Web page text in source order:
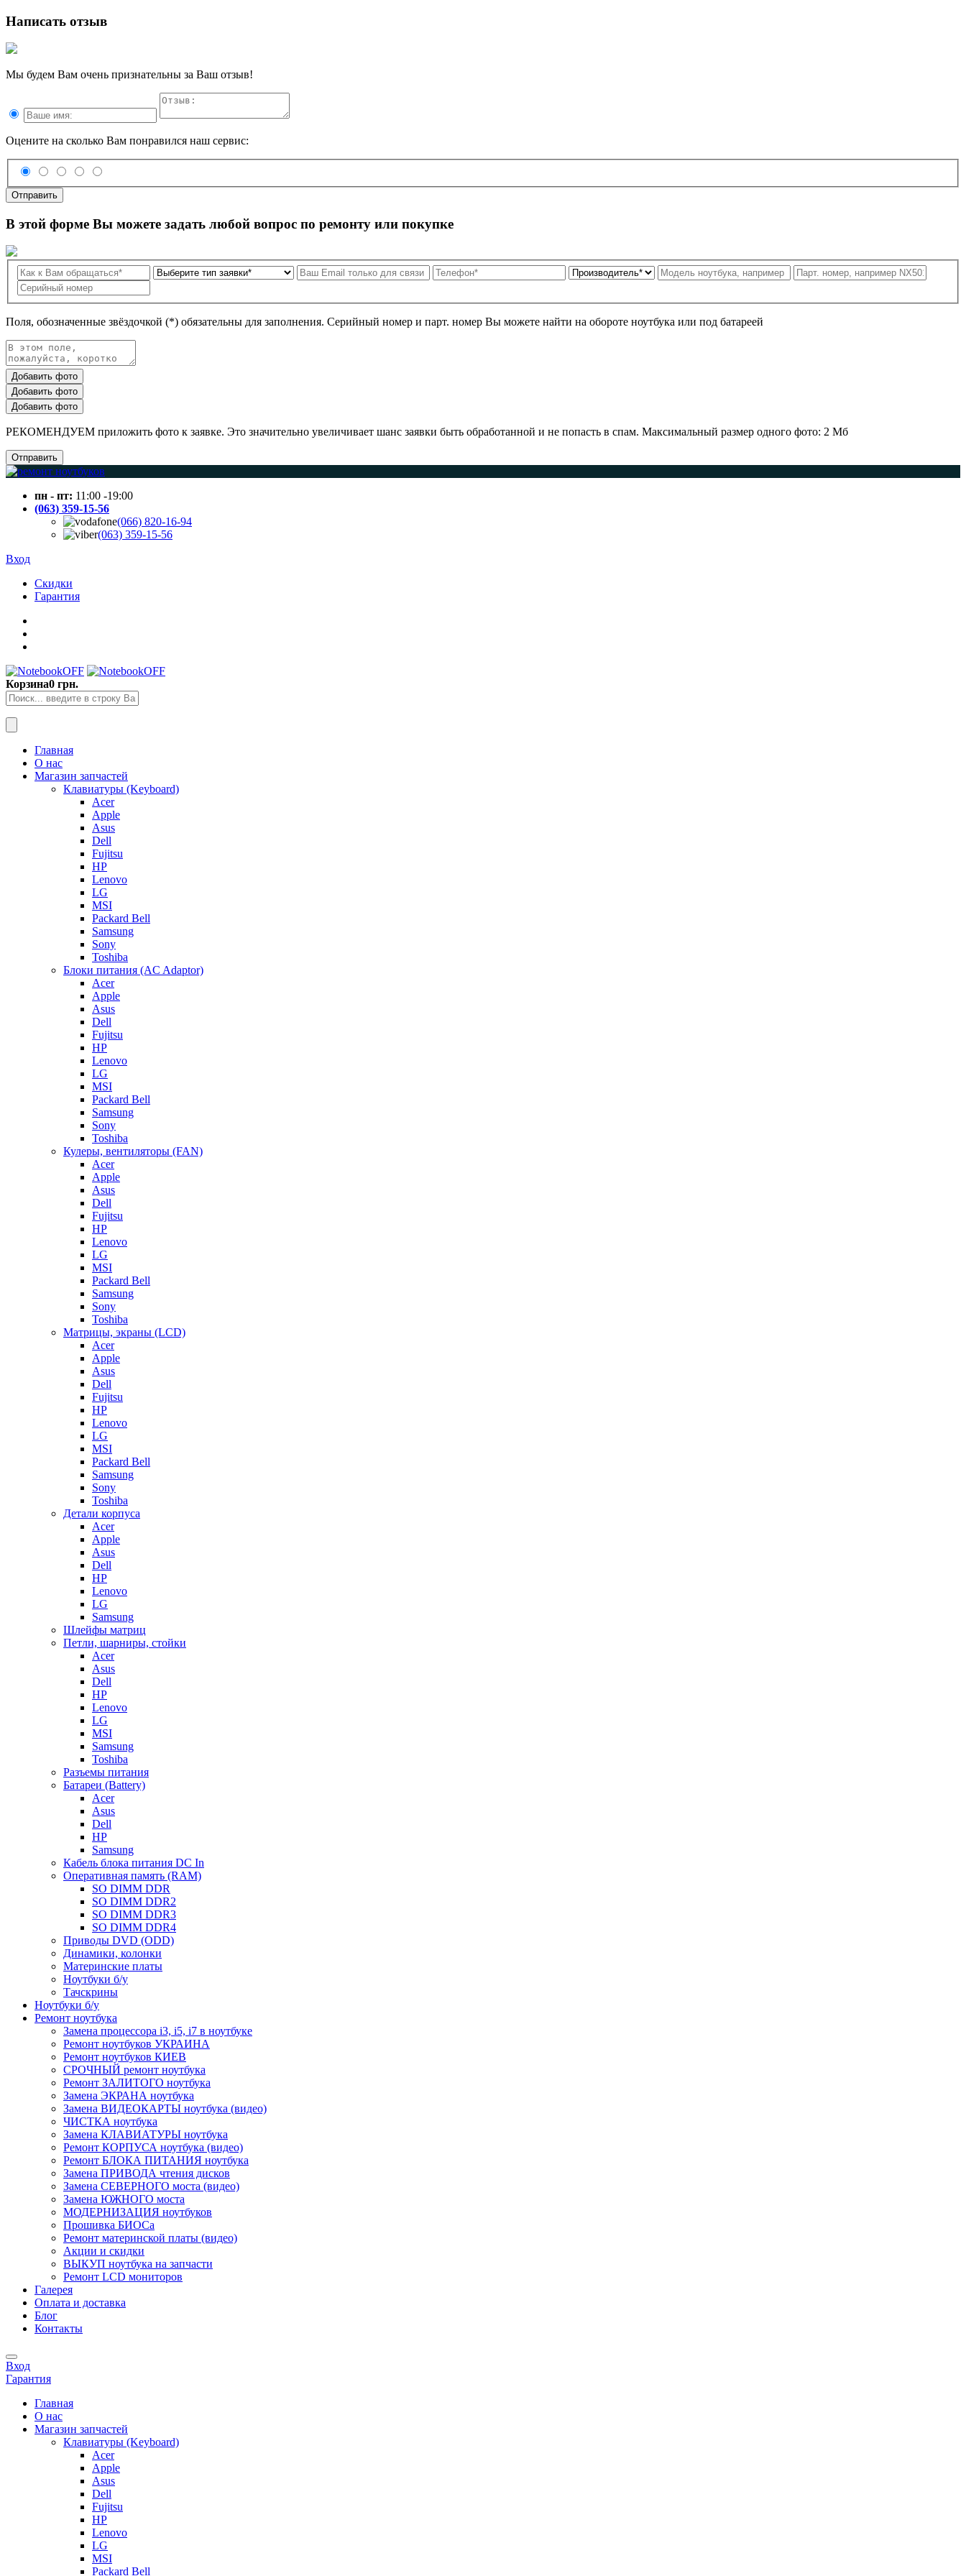
Написать отзыв
Мы будем Вам очень признательны за Ваш отзыв!
Оцените на сколько Вам понравился наш сервис:
Отправить
В этой форме Вы можете задать любой вопрос по ремонту или покупке
Поля, обозначенные звёздочкой (*) обязательны для заполнения. Серийный номер и парт. номер Вы можете найти на обороте ноутбука или под батареей
Добавить фото
Добавить фото
Добавить фото
РЕКОМЕНДУЕМ приложить фото к заявке. Это значительно увеличивает шанс заявки быть обработанной и не попасть в спам. Максимальный размер одного фото: 2 Мб
Отправить
пн - пт: 11:00 -19:00
(063) 359-15-56
(066) 820-16-94
(063) 359-15-56
Вход
Скидки
Гарантия
Корзина0 грн.
Главная
О нас
Магазин запчастей
Клавиатуры (Keyboard)
Acer
Apple
Asus
Dell
Fujitsu
HP
Lenovo
LG
MSI
Packard Bell
Samsung
Sony
Toshiba
Блоки питания (AC Adaptor)
Acer
Apple
Asus
Dell
Fujitsu
HP
Lenovo
LG
MSI
Packard Bell
Samsung
Sony
Toshiba
Кулеры, вентиляторы (FAN)
Acer
Apple
Asus
Dell
Fujitsu
HP
Lenovo
LG
MSI
Packard Bell
Samsung
Sony
Toshiba
Матрицы, экраны (LCD)
Acer
Apple
Asus
Dell
Fujitsu
HP
Lenovo
LG
MSI
Packard Bell
Samsung
Sony
Toshiba
Детали корпуса
Acer
Apple
Asus
Dell
HP
Lenovo
LG
Samsung
Шлейфы матриц
Петли, шарниры, стойки
Acer
Asus
Dell
HP
Lenovo
LG
MSI
Samsung
Toshiba
Разъемы питания
Батареи (Battery)
Acer
Asus
Dell
HP
Samsung
Кабель блока питания DC In
Оперативная память (RAM)
SO DIMM DDR
SO DIMM DDR2
SO DIMM DDR3
SO DIMM DDR4
Приводы DVD (ODD)
Динамики, колонки
Материнские платы
Ноутбуки б/у
Тачскрины
Ноутбуки б/у
Ремонт ноутбука
Замена процессора i3, i5, i7 в ноутбуке
Ремонт ноутбуков УКРАИНА
Ремонт ноутбуков КИЕВ
СРОЧНЫЙ ремонт ноутбука
Ремонт ЗАЛИТОГО ноутбука
Замена ЭКРАНА ноутбука
Замена ВИДЕОКАРТЫ ноутбука (видео)
ЧИСТКА ноутбука
Замена КЛАВИАТУРЫ ноутбука
Ремонт КОРПУСА ноутбука (видео)
Ремонт БЛОКА ПИТАНИЯ ноутбука
Замена ПРИВОДА чтения дисков
Замена СЕВЕРНОГО моста (видео)
Замена ЮЖНОГО моста
МОДЕРНИЗАЦИЯ ноутбуков
Прошивка БИОСа
Ремонт материнской платы (видео)
Акции и скидки
ВЫКУП ноутбука на запчасти
Ремонт LCD мониторов
Галерея
Оплата и доставка
Блог
Контакты
Вход
Гарантия
Главная
О нас
Магазин запчастей
Клавиатуры (Keyboard)
Acer
Apple
Asus
Dell
Fujitsu
HP
Lenovo
LG
MSI
Packard Bell